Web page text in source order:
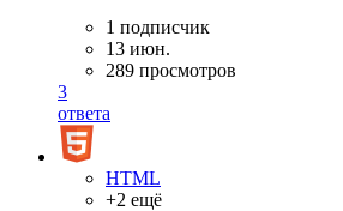
1 подписчик
13 июн.
289 просмотров
3
ответа
HTML
+2 ещё